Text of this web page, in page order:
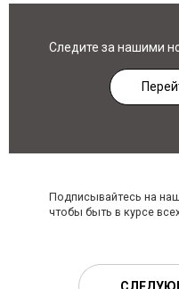
Следите за нашими
Подписывайтесь на
чтобы быть в курсе